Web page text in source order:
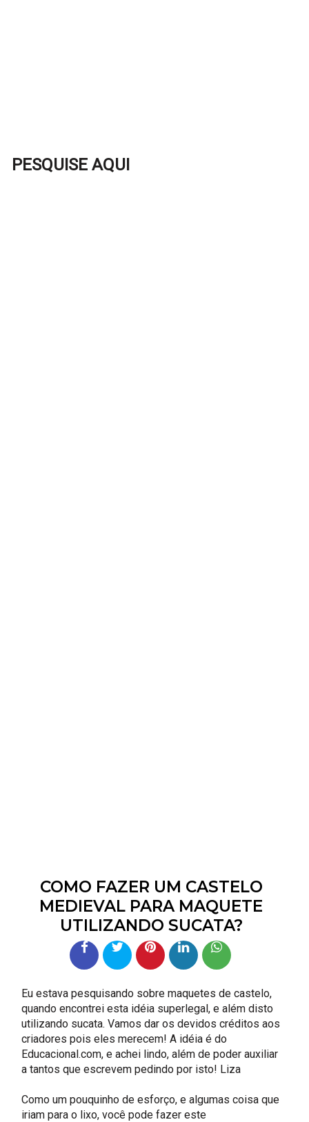
PESQUISE AQUI
COMO FAZER UM CASTELO
MEDIEVAL PARA MAQUETE
UTILIZANDO SUCATA?
Eu estava pesquisando sobre maquetes de castelo,
quando encontrei esta idéia superlegal, e além disto
utilizando sucata. Vamos dar os devidos créditos aos
criadores pois eles merecem! A idéia é do
Educacional.com, e achei lindo, além de poder auxiliar
a tantos que escrevem pedindo por isto! Liza
Como um pouquinho de esforço, e algumas coisa que
iriam para o lixo, você pode fazer este